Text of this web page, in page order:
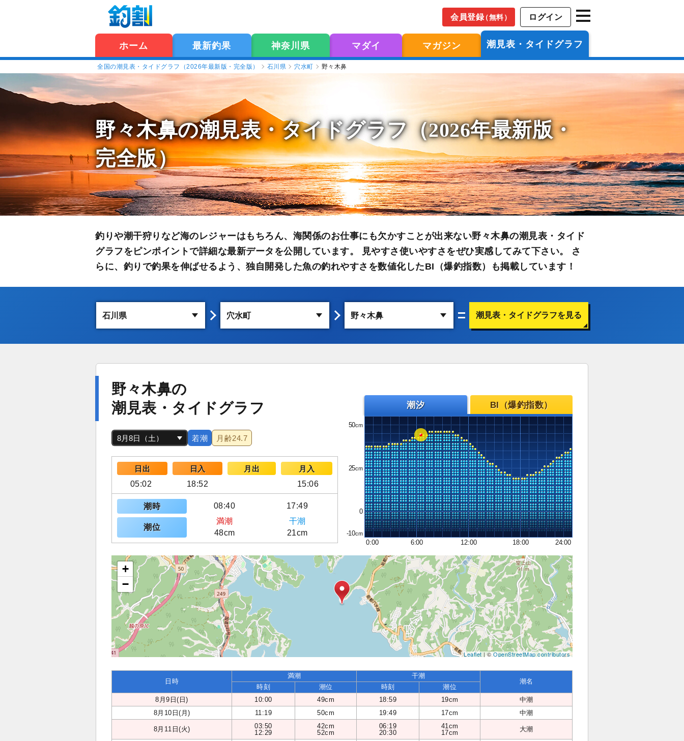
会員登録（無料） ログイン
ホーム 最新釣果 神奈川県 マダイ マガジン 潮見表・タイドグラフ
全国の潮見表・タイドグラフ（2026年最新版・完全版） 石川県 穴水町 野々木鼻
野々木鼻の潮見表・タイドグラフ（2026年最新版・
完全版）
釣りや潮干狩りなど海のレジャーはもちろん、海関係のお仕事にも欠かすことが出来ない野々木鼻の潮見表・タイド
グラフをピンポイントで詳細な最新データを公開しています。 見やすさ使いやすさをぜひ実感してみて下さい。 さ
らに、釣りで釣果を伸ばせるよう、独自開発した魚の釣れやすさを数値化したBI（爆釣指数）も掲載しています！
潮見表・タイドグラフを見る
野々木鼻の
潮見表・タイドグラフ
若潮 月齢24.7
日出 日入 月出
月入
05:02
18:52 15:06
潮時 08:40 17:49
潮位
満潮
干潮
48cm
21cm
潮汐 BI（爆釣指数）
50
25
0
-10
0:00
6:00 12:00 18:00 24:00
+
−
Leaflet| ©OpenStreetMap contributors
日時
満潮 干潮
潮名
時刻 潮位 時刻
潮位
8月9日(日)
10:00 49cm 18:59 19cm
中潮
8月10日(月)
11:19 50cm 19:49 17cm 中潮
8月11日(火)
03:50
12:29
42cm
52cm
06:19
20:30
41cm
17cm
大潮